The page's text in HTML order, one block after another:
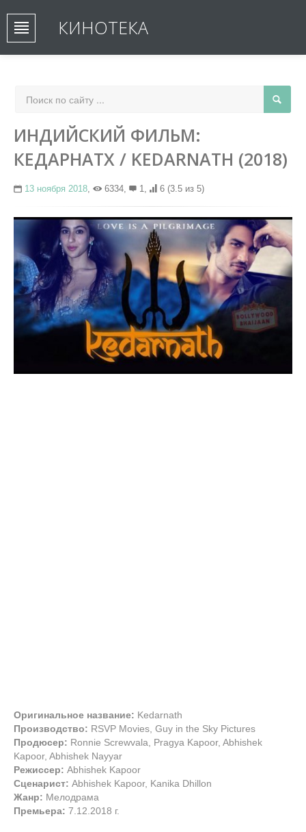
КИНОТЕКА
ИНДИЙСКИЙ ФИЛЬМ:
КЕДАРНАТХ / KEDARNATH (2018)
13 ноября 2018, 6334, 1, 6 (3.5 из 5)
Оригинальное название: Kedarnath
Производство: RSVP Movies, Guy in the Sky Pictures
Продюсер: Ronnie Screwvala, Pragya Kapoor, Abhishek
Kapoor, Abhishek Nayyar
Режиссер: Abhishek Kapoor
Сценарист: Abhishek Kapoor, Kanika Dhillon
Жанр: Мелодрама
Премьера: 7.12.2018 г.